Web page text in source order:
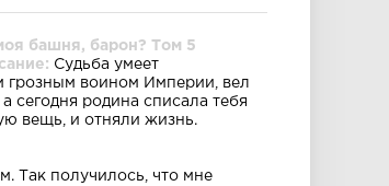
башня, барон? Том 5
Судьба умеет
грозным воином Империи, вел
сегодня родина списала тебя
вещь, и отняли жизнь.
Так получилось, что мне